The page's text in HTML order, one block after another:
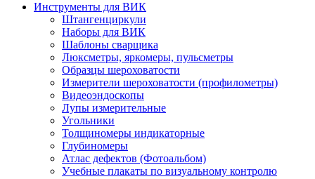
Инструменты для ВИК
Штангенциркули
Наборы для ВИК
Шаблоны сварщика
Люксметры, яркомеры, пульсметры
Образцы шероховатости
Измерители шероховатости (профилометры)
Видеоэндоскопы
Лупы измерительные
Угольники
Толщиномеры индикаторные
Глубиномеры
Атлас дефектов (Фотоальбом)
Учебные плакаты по визуальному контролю